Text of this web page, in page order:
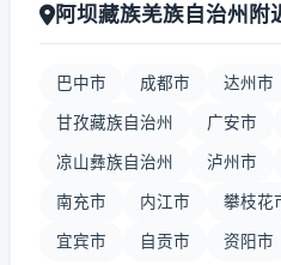
阿坝藏族羌族自治州附
巴中市 成都市 达州市
甘孜藏族自治州 广安市
凉山彝族自治州 泸州市
南充市 内江市 攀枝花
宜宾市 自贡市 资阳市